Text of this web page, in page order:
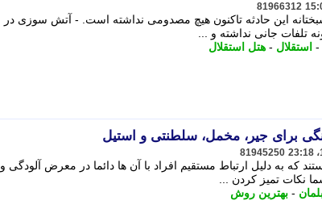
81966312
این حادثه تاکنون هیچ مصدومی نداشته است. - آتش سوزی در
تلفات جانی نداشته و ...
- استقلال - هتل استقلال
برای جیر، مخمل، سلطنتی و استیل
81945250
که به دلیل ارتباط مستقیم افراد با آن ها دائما در معرض آلودگی و
نکات تمیز کردن ...
- بهترین روش